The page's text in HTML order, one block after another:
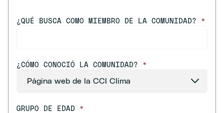
¿QUÉ BUSCA COMO MIEMBRO DE LA COMUNIDAD? *
¿CÓMO CONOCIÓ LA COMUNIDAD? *
GRUPO DE EDAD *